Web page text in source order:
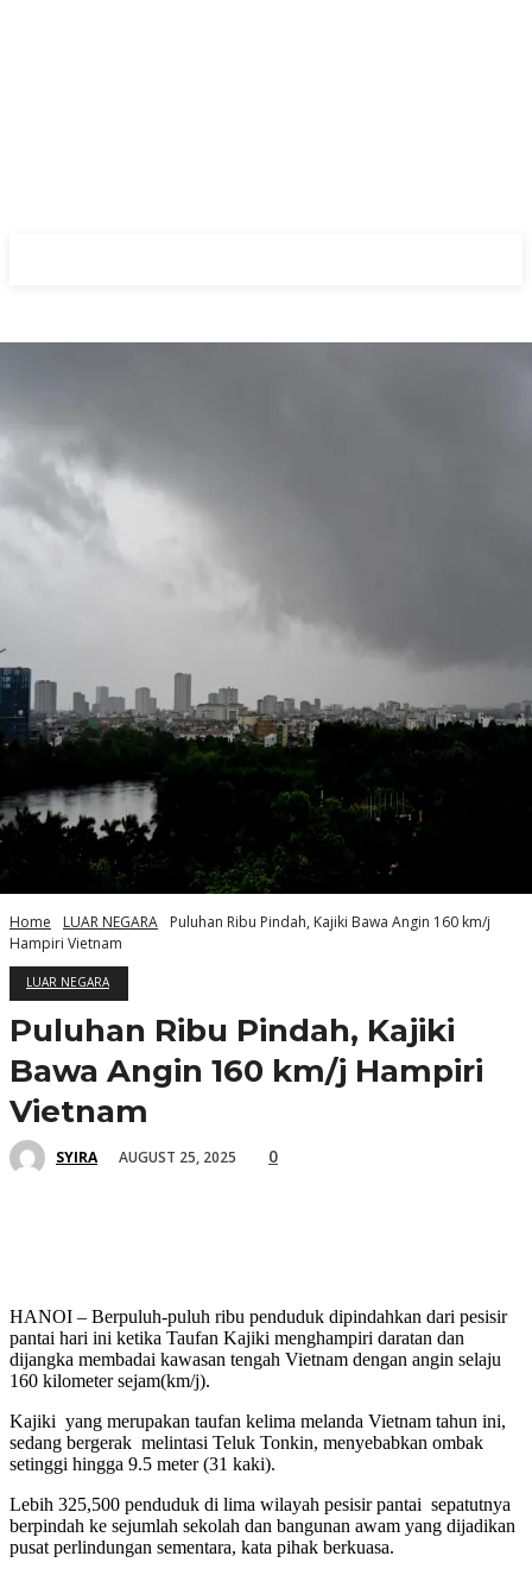
Home LUAR NEGARA
Puluhan Ribu Pindah, Kajiki Bawa Angin 160 km/j
Hampiri Vietnam
LUAR NEGARA
Puluhan Ribu Pindah, Kajiki
Bawa Angin 160 km/j Hampiri
Vietnam
SYIRA AUGUST 25, 2025 0
HANOI – Berpuluh-puluh ribu penduduk dipindahkan dari pesisir
pantai hari ini ketika Taufan Kajiki menghampiri daratan dan
dijangka membadai kawasan tengah Vietnam dengan angin selaju
160 kilometer sejam(km/j).
Kajiki yang merupakan taufan kelima melanda Vietnam tahun ini,
sedang bergerak melintasi Teluk Tonkin, menyebabkan ombak
setinggi hingga 9.5 meter (31 kaki).
Lebih 325,500 penduduk di lima wilayah pesisir pantai sepatutnya
berpindah ke sejumlah sekolah dan bangunan awam yang dijadikan
pusat perlindungan sementara, kata pihak berkuasa.